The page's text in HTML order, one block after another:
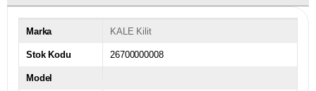
Marka KALE Kilit
Stok Kodu 26700000008
Model